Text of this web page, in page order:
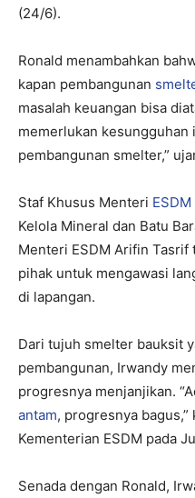
(24/6).
Ronald menambahkan
kapan pembangunan
masalah keuangan bisa
memerlukan
pembangunan smelter,”
Staf Khusus Menteri ESDM
Kelola Mineral dan Batu
Menteri ESDM Arifin
pihak untuk mengawasi
di lapangan.
Dari tujuh smelter bauksit
pembangunan, Irwandy
progresnya menjanjikan.
antam, progresnya
Kementerian ESDM pada
Senada dengan Ronald,